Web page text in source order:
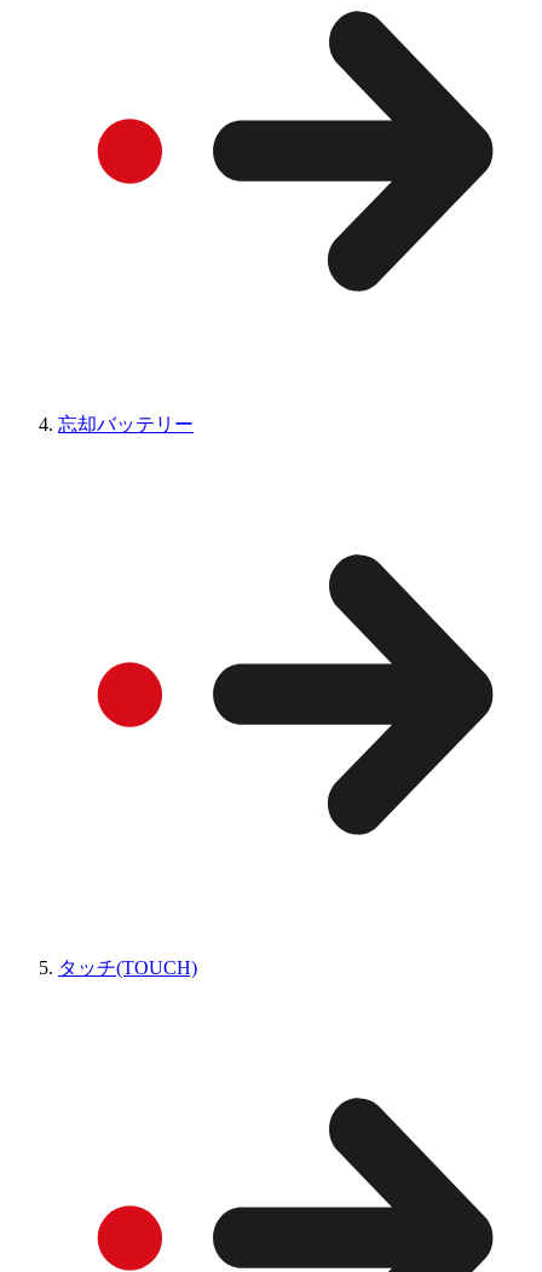
忘却バッテリー
タッチ(TOUCH)